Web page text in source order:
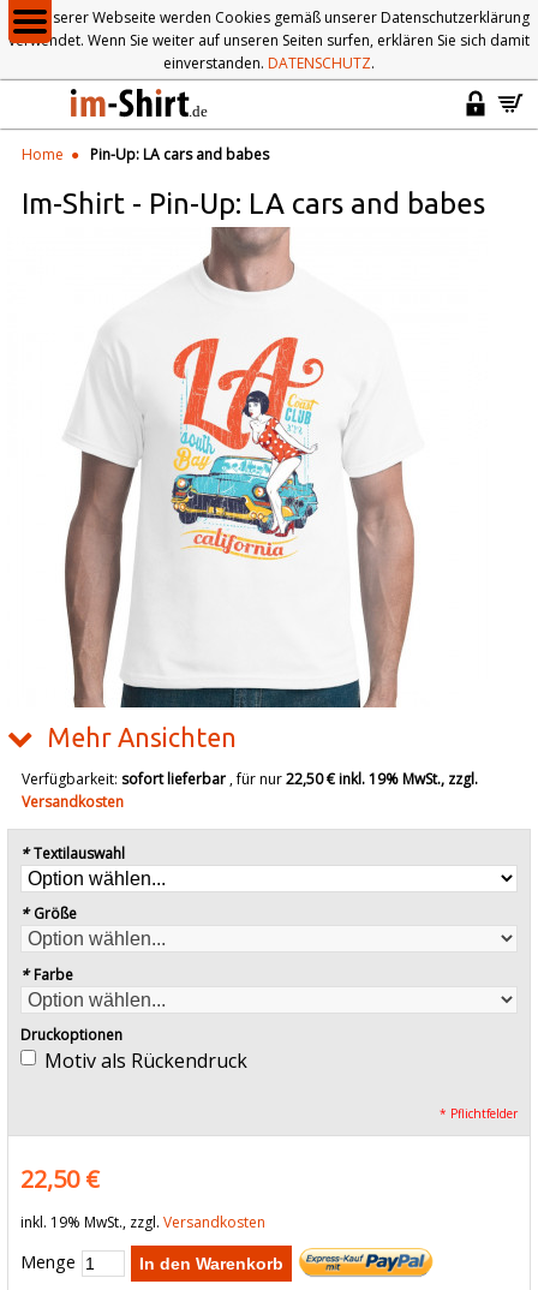
Auf unserer Webseite werden Cookies gemäß unserer Datenschutzerklärung
verwendet. Wenn Sie weiter auf unseren Seiten surfen, erklären Sie sich damit
einverstanden. DATENSCHUTZ.
Home Pin-Up: LA cars and babes
Im-Shirt - Pin-Up: LA cars and babes
Mehr Ansichten
Verfügbarkeit: sofort lieferbar, für nur22,50 €inkl. 19% MwSt., zzgl.
Versandkosten
* Textilauswahl
* Größe
* Farbe
Druckoptionen
Motiv als Rückendruck
* Pflichtfelder
22,50 €
inkl. 19% MwSt., zzgl. Versandkosten
Menge In den Warenkorb